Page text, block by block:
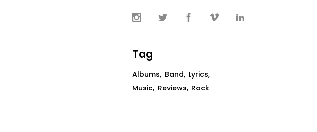
Tag
Albums Band Lyrics
Music Reviews Rock